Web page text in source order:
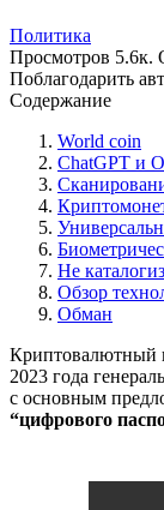
Политика
Просмотров 5.6к.
Поблагодарить
Содержание
World coin
ChatGPT и
Не
Обзор
Обман
Криптовалютный
2023 года
с основным
“цифрового